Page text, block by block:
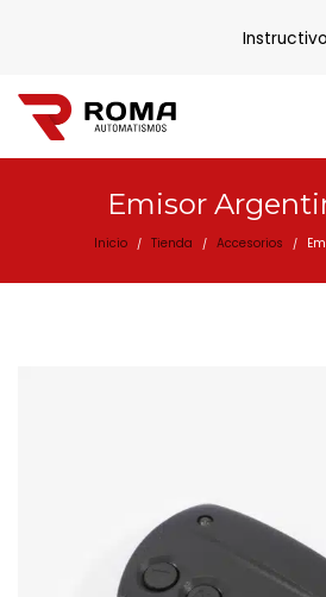
Emisor
Inicio / Tienda / Accesorios /